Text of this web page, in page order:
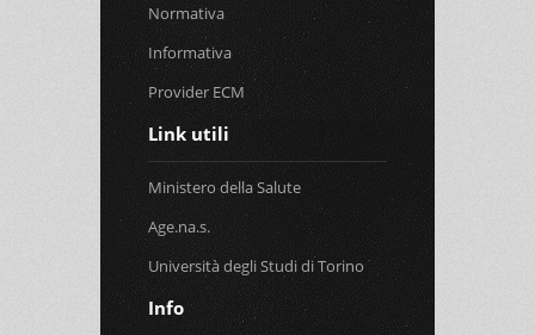
Normativa
Informativa
Provider ECM
Link utili
Ministero della Salute
Age.na.s.
Università degli Studi di Torino
Info